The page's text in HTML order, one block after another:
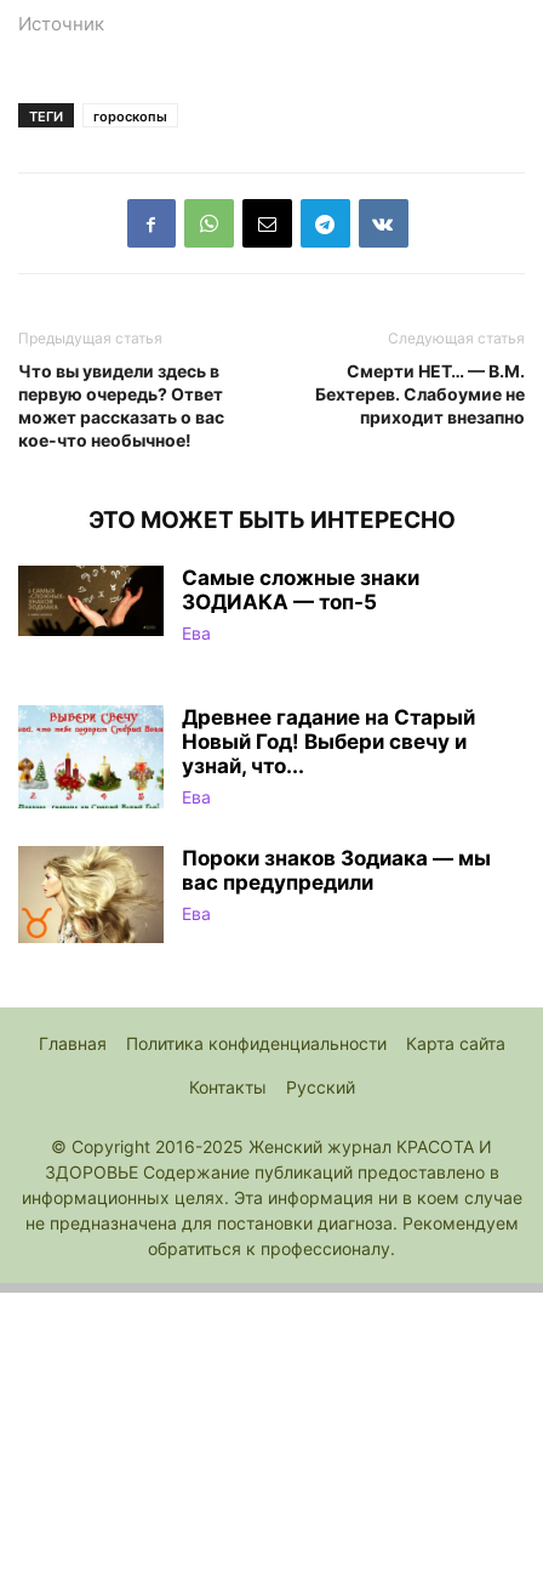
Источник
ТЕГИ гороскопы
Предыдущая статья
Что вы увидели здесь в
первую очередь? Ответ
может рассказать о вас
кое-что необычное!
Следующая статья
Смерти НЕТ… — В.М.
Бехтерев. Слабоумие не
приходит внезапно
ЭТО МОЖЕТ БЫТЬ ИНТЕРЕСНО
Самые сложные знаки
ЗОДИАКА — топ-5
Ева
Древнее гадание на Старый
Новый Год! Выбери свечу и
узнай, что...
Ева
Пороки знаков Зодиака — мы
вас предупредили
Ева
Главная Политика конфиденциальности Карта сайта
Контакты Русский
© Copyright 2016-2025 Женский журнал КРАСОТА И
ЗДОРОВЬЕ Содержание публикаций предоставлено в
информационных целях. Эта информация ни в коем случае
не предназначена для постановки диагноза. Рекомендуем
обратиться к профессионалу.